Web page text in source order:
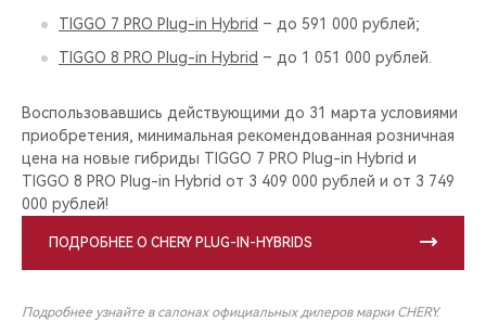
TIGGO 7 PRO Plug-in Hybrid – до 591 000 рублей;
TIGGO 8 PRO Plug-in Hybrid – до 1 051 000 рублей.
Воспользовавшись действующими до 31 марта условиями
приобретения, минимальная рекомендованная розничная
цена на новые гибриды TIGGO 7 PRO Plug-in Hybrid и
TIGGO 8 PRO Plug-in Hybrid от 3 409 000 рублей и от 3 749
000 рублей!
ПОДРОБНЕЕ О CHERY PLUG-IN-HYBRIDS
Подробнее узнайте в салонах официальных дилеров марки CHERY.